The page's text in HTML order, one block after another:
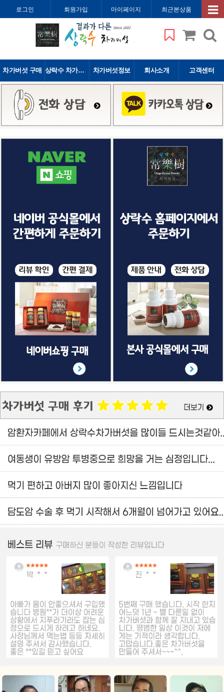
로그인 회원가입 마이페이지 최근본상품
차가버섯 구매 상락수 차가버섯 차가버섯정보 회사소개 고객센터